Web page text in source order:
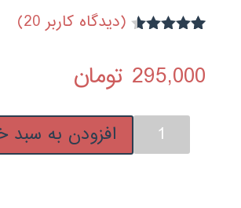
مشتری
(دیدگاه کاربر 20
)
295,000 تومان
آموزشی
افزودن به سبد